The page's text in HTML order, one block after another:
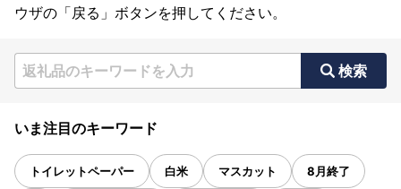
ウザの「戻る」ボタンを押してください。
検索
いま注目のキーワード
トイレットペーパー 白米 マスカット 8月終了